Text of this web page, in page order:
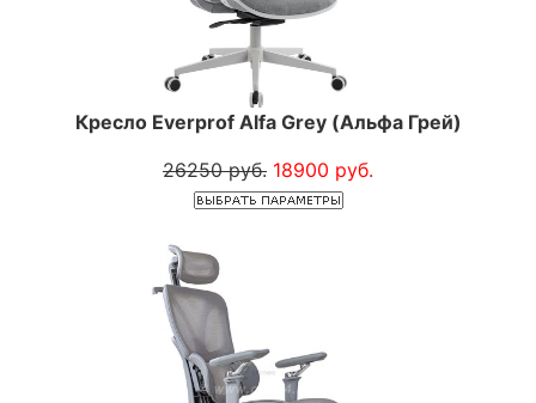
Кресло Everprof Alfa Grey (Альфа Грей)
26250 руб. 18900 руб.